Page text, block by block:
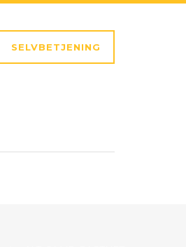
SELVBETJENING